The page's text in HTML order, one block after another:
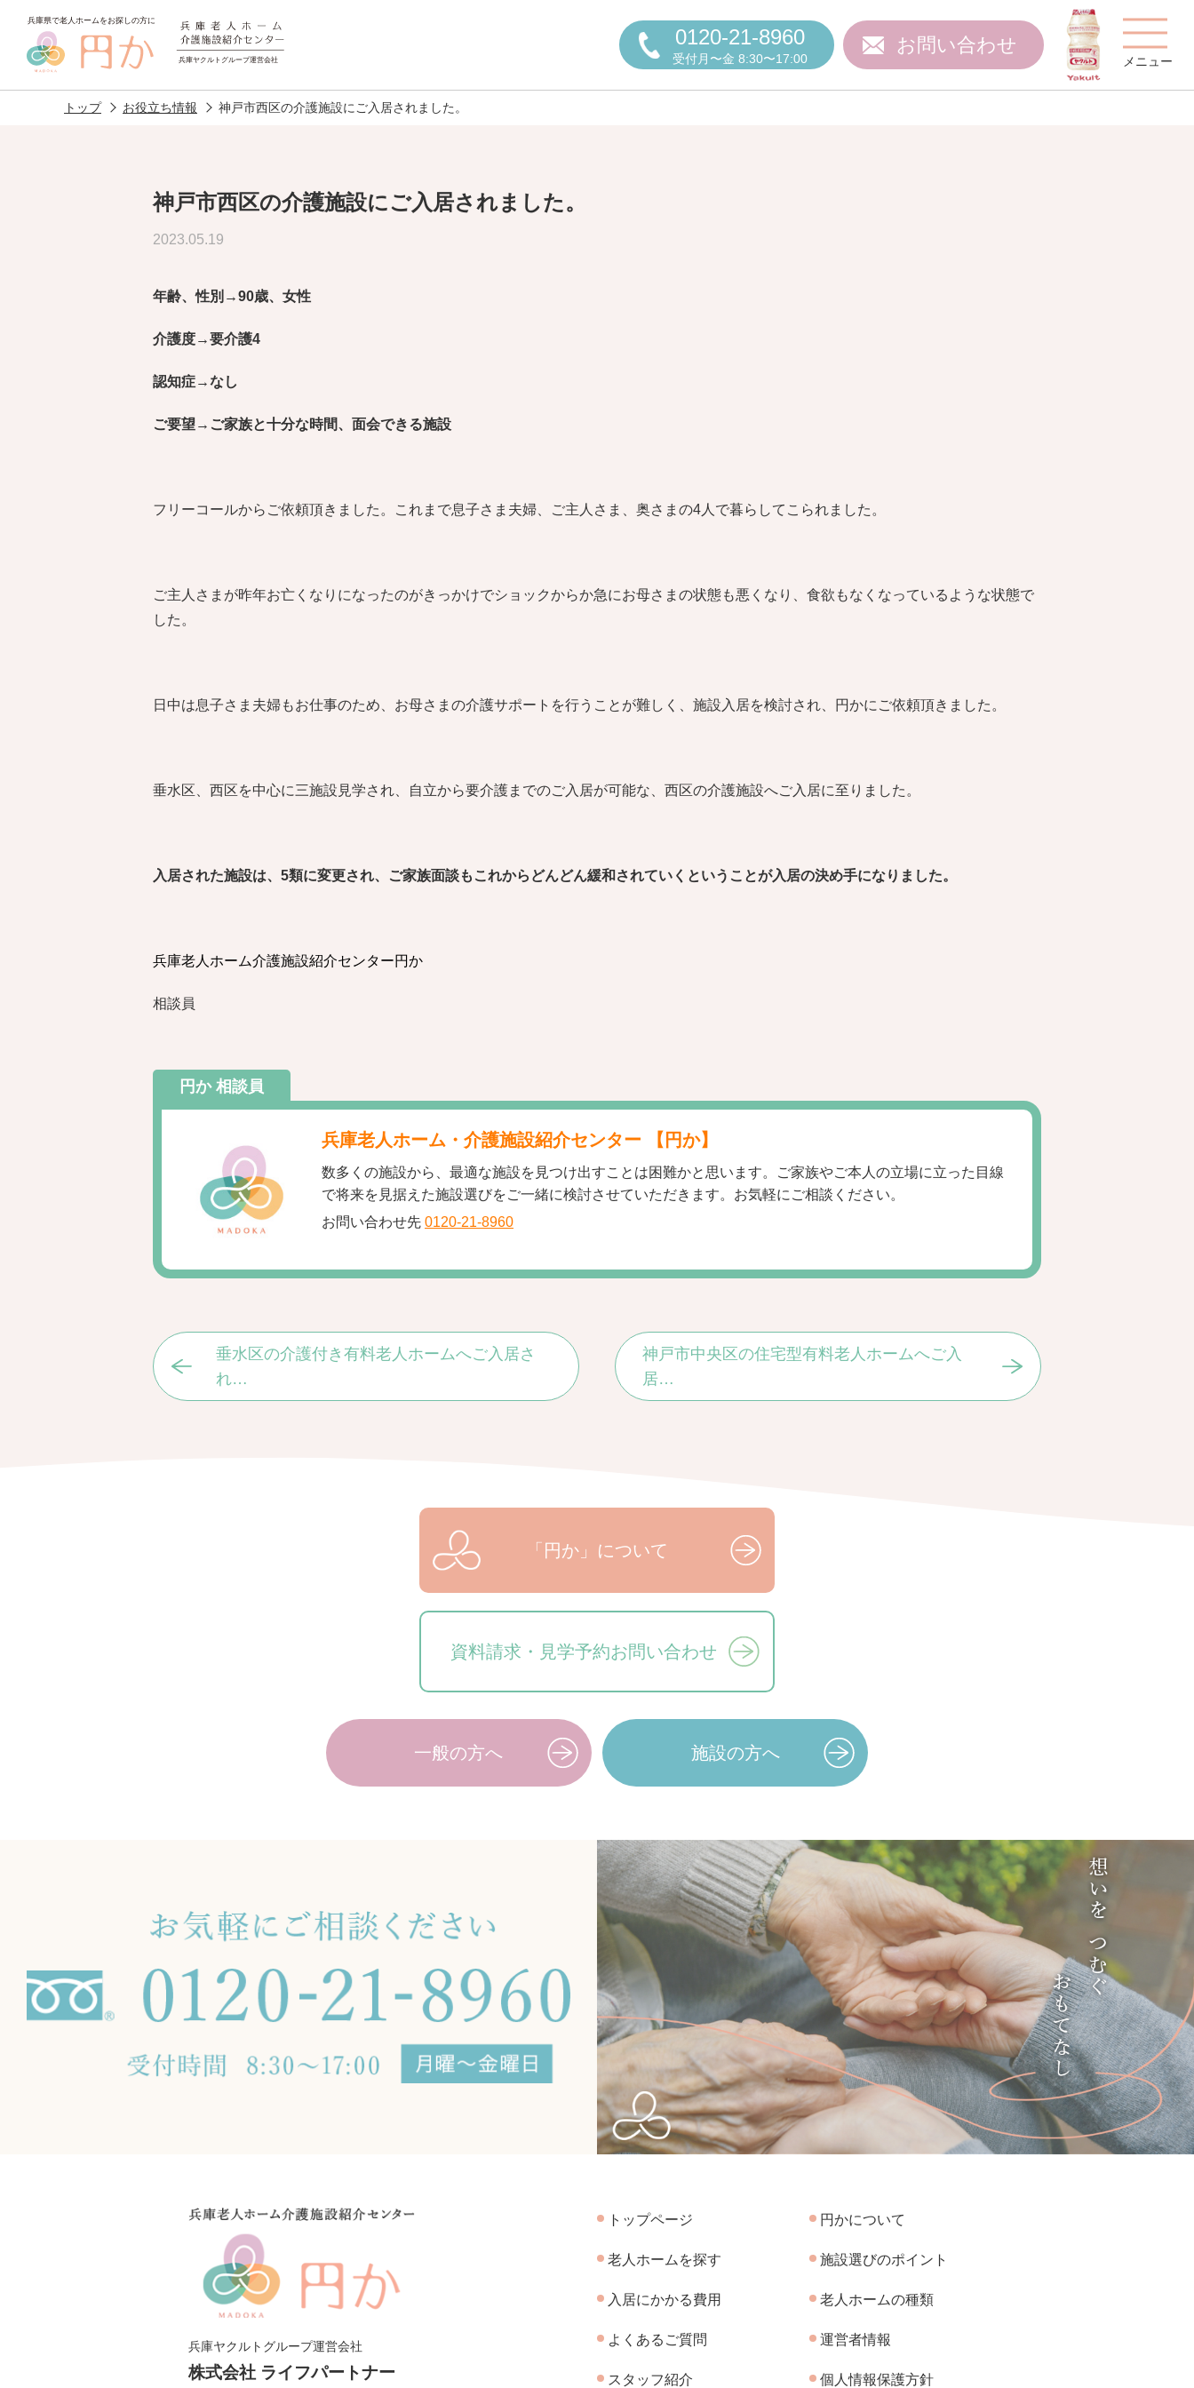
0120-21-8960
受付月〜金 8:30〜17:00
お問い合わせ
メニュー
老人ホームを
施設選びのポイント
トップ お役立ち情報 神戸市西区の介護施設にご入居されました。
神戸市西区の介護施設にご入居されました。
2023.05.19
年齢、性別→90歳、女性
介護度→要介護4
認知症→なし
ご要望→ご家族と十分な時間、面会できる施設
フリーコールからご依頼頂きました。これまで息子さま夫婦、ご主人さま、奥さまの4人で暮らしてこられました。
ご主人さまが昨年お亡くなりになったのがきっかけでショックからか急にお母さまの状態も悪くなり、食欲もなくなっているような状態で
した。
日中は息子さま夫婦もお仕事のため、お母さまの介護サポートを行うことが難しく、施設入居を検討され、円かにご依頼頂きました。
垂水区、西区を中心に三施設見学され、自立から要介護までのご入居が可能な、西区の介護施設へご入居に至りました。
入居された施設は、5類に変更され、ご家族面談もこれからどんどん緩和されていくということが入居の決め手になりました。
兵庫老人ホーム介護施設紹介センター円か
相談員
円か 相談員
兵庫老人ホーム・介護施設紹介センター 【円か】
数多くの施設から、最適な施設を見つけ出すことは困難かと思います。ご家族やご本人の立場に立った目線
で将来を見据えた施設選びをご一緒に検討させていただきます。お気軽にご相談ください。
お問い合わせ先 0120-21-8960
垂水区の介護付き有料老人ホームへご入居さ
れ…
神戸市中央区の住宅型有料老人ホームへご入
居…
「円か」について
資料請求・見学予約お問い合わせ
一般の方へ 施設の方へ
兵庫ヤクルトグループ運営会社
株式会社 ライフパートナー
トップページ 円かについて
老人ホームを探す 施設選びのポイント
入居にかかる費用 老人ホームの種類
よくあるご質問 運営者情報
スタッフ紹介 個人情報保護方針